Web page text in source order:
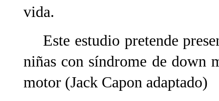
vida.
Este estudio pretende
niñas con síndrome de down
motor (Jack Capon adaptado)